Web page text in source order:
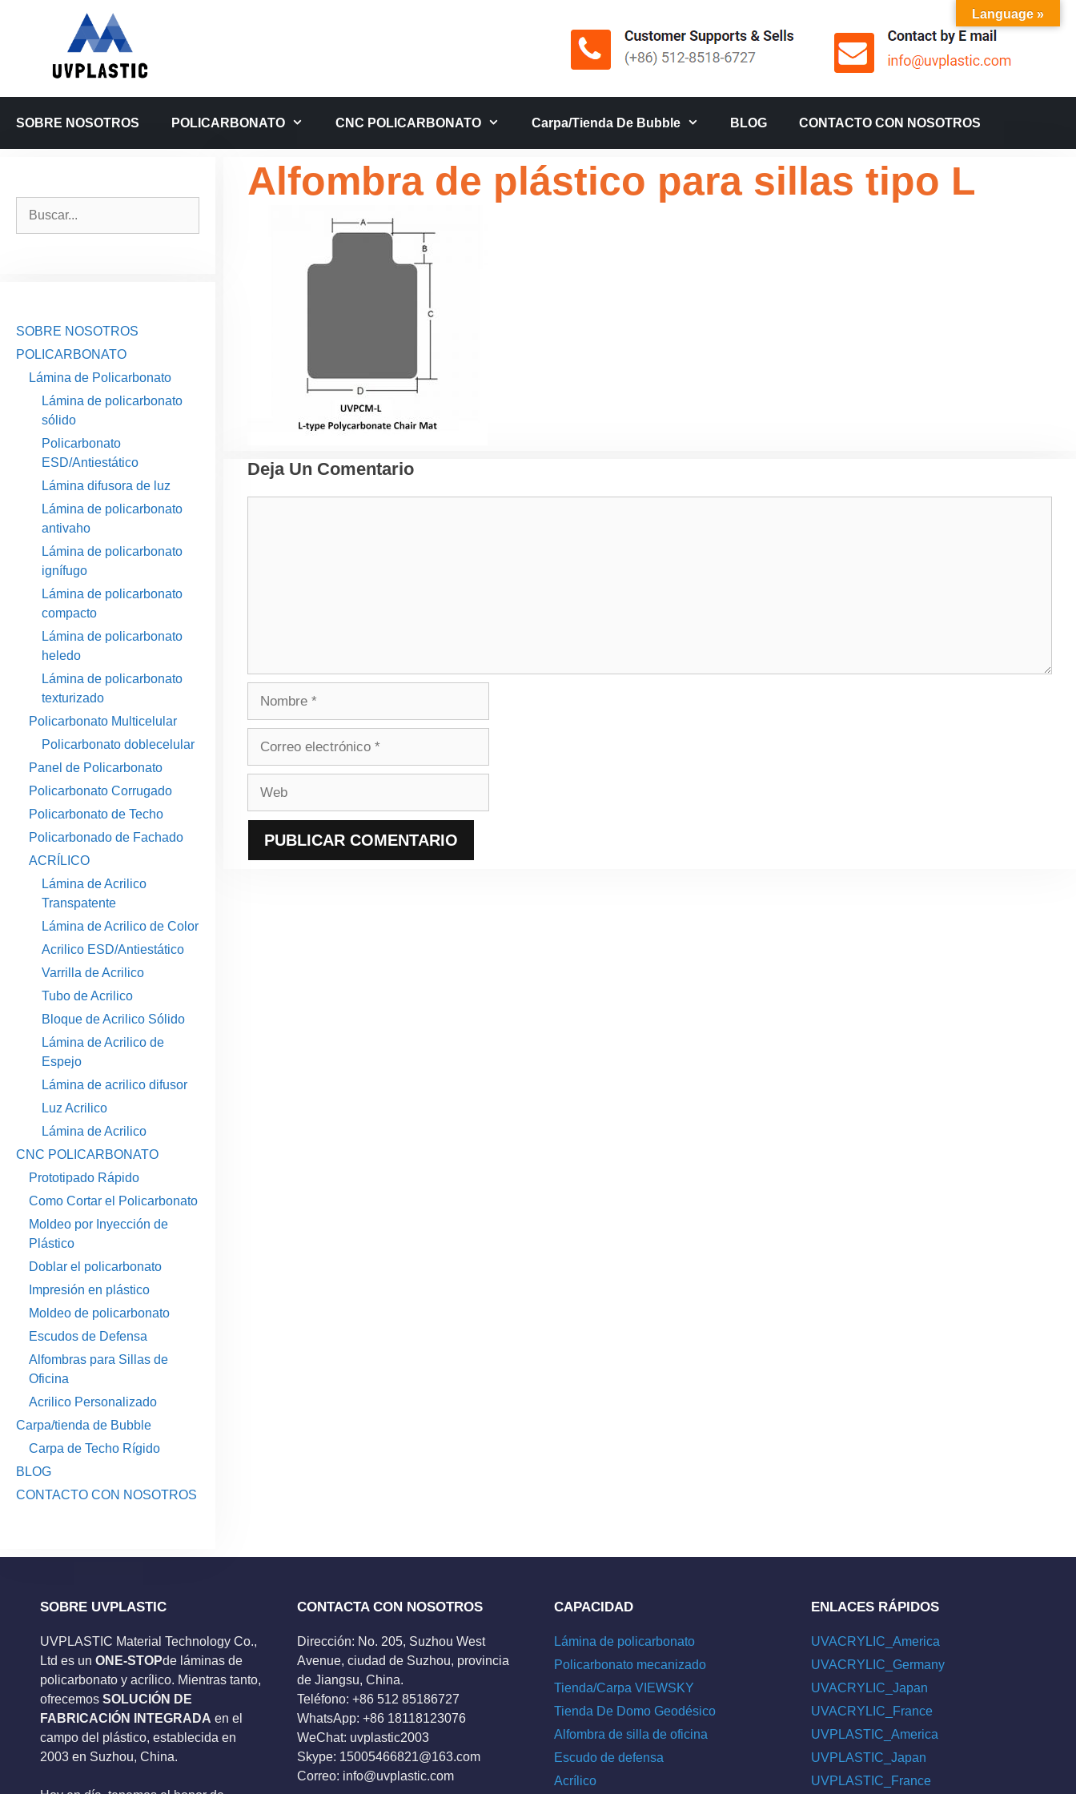
SOBRE NOSOTROS POLICARBONATO CNC POLICARBONATO Carpa/tienda De Bubble BLOG CONTACTO CON NOSOTROS
Alfombra de plástico para sillas tipo L
Deja Un Comentario
SOBRE NOSOTROS
POLICARBONATO
Lámina de Policarbonato
Lámina de policarbonato
sólido
Policarbonato
ESD/Antiestático
Lámina difusora de luz
Lámina de policarbonato
antivaho
Lámina de policarbonato
ignífugo
Lámina de policarbonato
compacto
Lámina de policarbonato
heledo
Lámina de policarbonato
texturizado
Policarbonato Multicelular
Policarbonato doblecelular
Panel de Policarbonato
Policarbonato Corrugado
Policarbonato de Techo
Policarbonado de Fachado
ACRÍLICO
Lámina de Acrilico
Transpatente
Lámina de Acrilico de Color
Acrilico ESD/Antiestático
Varrilla de Acrilico
Tubo de Acrilico
Bloque de Acrilico Sólido
Lámina de Acrilico de
Espejo
Lámina de acrilico difusor
Luz Acrilico
Lámina de Acrilico
CNC POLICARBONATO
Prototipado Rápido
Como Cortar el Policarbonato
Moldeo por Inyección de
Plástico
Doblar el policarbonato
Impresión en plástico
Moldeo de policarbonato
Escudos de Defensa
Alfombras para Sillas de
Oficina
Acrilico Personalizado
Carpa/tienda de Bubble
Carpa de Techo Rígido
BLOG
CONTACTO CON NOSOTROS
SOBRE UVPLASTIC
UVPLASTIC Material Technology Co.,
Ltd es un ONE-STOPde láminas de
policarbonato y acrílico. Mientras tanto,
ofrecemos SOLUCIÓN DE
FABRICACIÓN INTEGRADA en el
campo del plástico, establecida en
2003 en Suzhou, China.
CONTACTA CON NOSOTROS
Dirección: No. 205, Suzhou West
Avenue, ciudad de Suzhou, provincia
de Jiangsu, China.
Teléfono: +86 512 85186727
WhatsApp: +86 18118123076
WeChat: uvplastic2003
Skype: 15005466821@163.com
Correo: info@uvplastic.com
CAPACIDAD
Lámina de policarbonato
Policarbonato mecanizado
Tienda/Carpa VIEWSKY
Tienda De Domo Geodésico
Alfombra de silla de oficina
Escudo de defensa
Acrílico
ENLACES RÁPIDOS
UVACRYLIC_America
UVACRYLIC_Germany
UVACRYLIC_Japan
UVACRYLIC_France
UVPLASTIC_America
UVPLASTIC_Japan
UVPLASTIC_France
Language »